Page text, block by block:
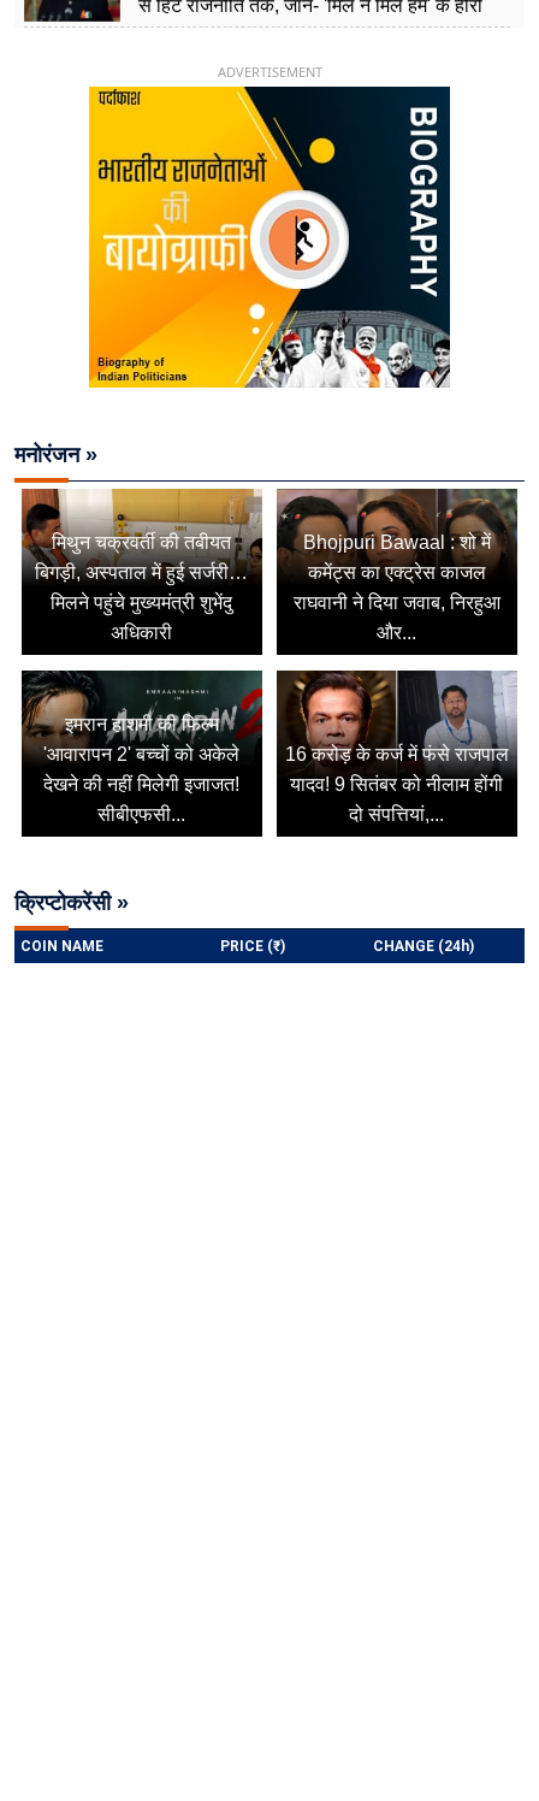
से हिट राजनीति तक, जानें- 'मिले न मिले हम' के हीरो
ADVERTISEMENT
मनोरंजन »
मिथुन चक्रवर्ती की तबीयत
बिगड़ी, अस्पताल में हुई सर्जरी…
मिलने पहुंचे मुख्यमंत्री शुभेंदु
अधिकारी
Bhojpuri Bawaal : शो में
कमेंट्स का एक्ट्रेस काजल
राघवानी ने दिया जवाब, निरहुआ
और...
इमरान हाशमी की फिल्म
'आवारापन 2' बच्चों को अकेले
देखने की नहीं मिलेगी इजाजत!
सीबीएफसी...
16 करोड़ के कर्ज में फंसे राजपाल
यादव! 9 सितंबर को नीलाम होंगी
दो संपत्तियां,...
क्रिप्टोकरेंसी »